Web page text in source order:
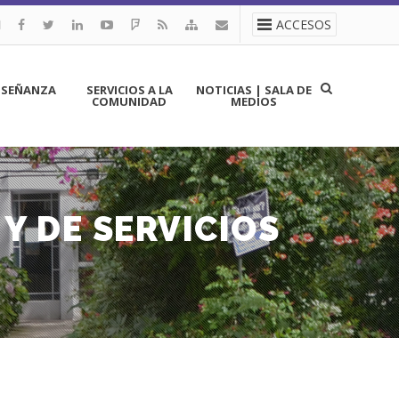
ACCESOS
SERVICIOS A LA
COMUNIDAD
NOTICIAS | SALA DE
MEDIOS
DE SERVICIOS